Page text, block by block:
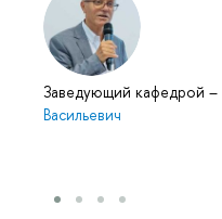
Заведующий кафедрой –
Васильевич